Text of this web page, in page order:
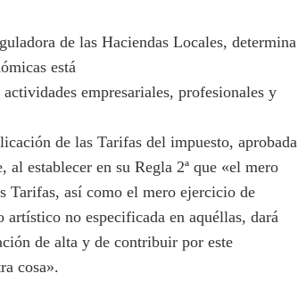
de las Haciendas Locales, determina
está
empresariales, profesionales y
de las Tarifas del impuesto, aprobada
establecer en su Regla 2ª que «el mero
Tarifas, así como el mero ejercicio de
no especificada en aquéllas, dará
de alta y de contribuir por este
cosa».